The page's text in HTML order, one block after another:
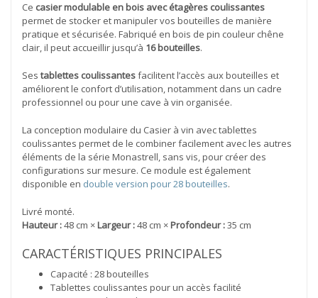
Ce casier modulable en bois avec étagères coulissantes
permet de stocker et manipuler vos bouteilles de manière
pratique et sécurisée. Fabriqué en bois de pin couleur chêne
clair, il peut accueillir jusqu’à 16 bouteilles.
Ses tablettes coulissantesfacilitent l’accès aux bouteilles et
améliorent le confort d’utilisation, notamment dans un cadre
professionnel ou pour une cave à vin organisée.
La conception modulaire du Casier à vin avec tablettes
coulissantes permet de le combiner facilement avec les autres
éléments de la série Monastrell, sans vis, pour créer des
configurations sur mesure. Ce module est également
disponible en double version pour 28 bouteilles.
Livré monté.
Hauteur :48 cm ×Largeur :48 cm ×Profondeur :35 cm
CARACTÉRISTIQUES PRINCIPALES
Capacité : 28 bouteilles
Tablettes coulissantes pour un accès facilité